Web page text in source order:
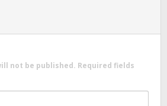
not be published. Required fields